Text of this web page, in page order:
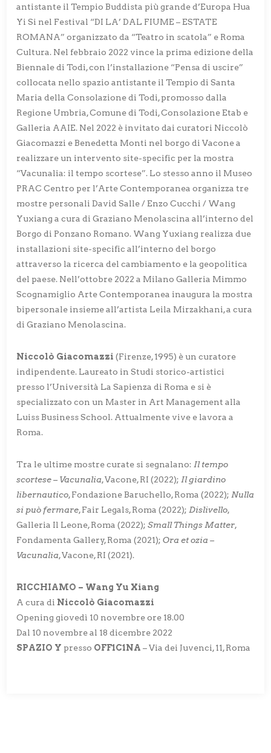
antistante il Tempio Buddista più grande d’Europa Hua
Yi Si nel Festival “DI LA’ DAL FIUME – ESTATE
ROMANA” organizzato da “Teatro in scatola” e Roma
Cultura. Nel febbraio 2022 vince la prima edizione della
Biennale di Todi, con l’installazione “Pensa di uscire”
collocata nello spazio antistante il Tempio di Santa
Maria della Consolazione di Todi, promosso dalla
Regione Umbria, Comune di Todi, Consolazione Etab e
Galleria AAIE. Nel 2022 è invitato dai curatori Niccolò
Giacomazzi e Benedetta Monti nel borgo di Vacone a
realizzare un intervento site-specific per la mostra
“Vacunalia: il tempo scortese”. Lo stesso anno il Museo
PRAC Centro per l’Arte Contemporanea organizza tre
mostre personali David Salle / Enzo Cucchi / Wang
Yuxiang a cura di Graziano Menolascina all’interno del
Borgo di Ponzano Romano. Wang Yuxiang realizza due
installazioni site-specific all’interno del borgo
attraverso la ricerca del cambiamento e la geopolitica
del paese. Nell’ottobre 2022 a Milano Galleria Mimmo
Scognamiglio Arte Contemporanea inaugura la mostra
bipersonale insieme all’artista Leila Mirzakhani, a cura
di Graziano Menolascina.
Niccolò Giacomazzi (Firenze, 1995) è un curatore
indipendente. Laureato in Studi storico-artistici
presso l’Università La Sapienza di Roma e si è
specializzato con un Master in Art Management alla
Luiss Business School. Attualmente vive e lavora a
Roma.
Tra le ultime mostre curate si segnalano: Il tempo
scortese – Vacunalia, Vacone, RI (2022); Il giardino
libernautico, Fondazione Baruchello, Roma (2022); Nulla
si può fermare, Fair Legals, Roma (2022); Dislivello,
Galleria Il Leone, Roma (2022);Small Things Matter,
Fondamenta Gallery, Roma (2021);Ora et ozia –
Vacunalia, Vacone, RI (2021).
RICCHIAMO – Wang Yu Xiang
A cura di Niccolò Giacomazzi
Opening giovedì 10 novembre ore 18.00
Dal 10 novembre al 18 dicembre 2022
SPAZIO Y presso OFF1C1NA – Via dei Juvenci, 11, Roma